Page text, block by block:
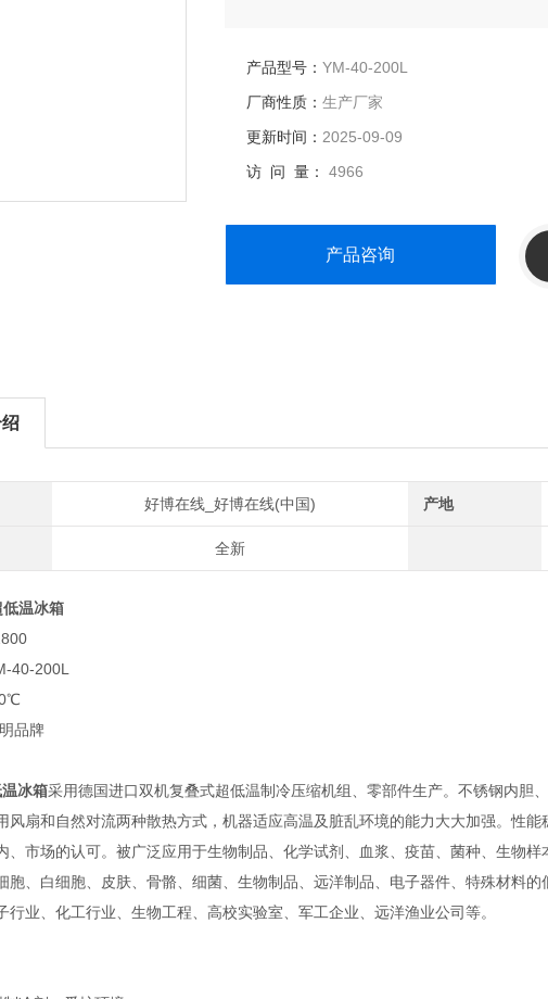
产品型号： YM-40-200L
厂商性质： 生产厂家
更新时间： 2025-09-09
访 问 量： 4966
产品咨询
好博在线_好博在线(中国) 产地
全新
低温冰箱
40-200L
品牌
冰箱采用德国进口双机复叠式超低温制冷压缩机组、零部件生产。不锈钢内胆
风扇和自然对流两种散热方式，机器适应高温及脏乱环境的能力大大加强。性
、市场的认可。被广泛应用于生物制品、化学试剂、血浆、疫苗、菌种、生物
胞、白细胞、皮肤、骨骼、细菌、生物制品、远洋制品、电子器件、特殊材料
行业、化工行业、生物工程、高校实验室、军工企业、远洋渔业公司等。